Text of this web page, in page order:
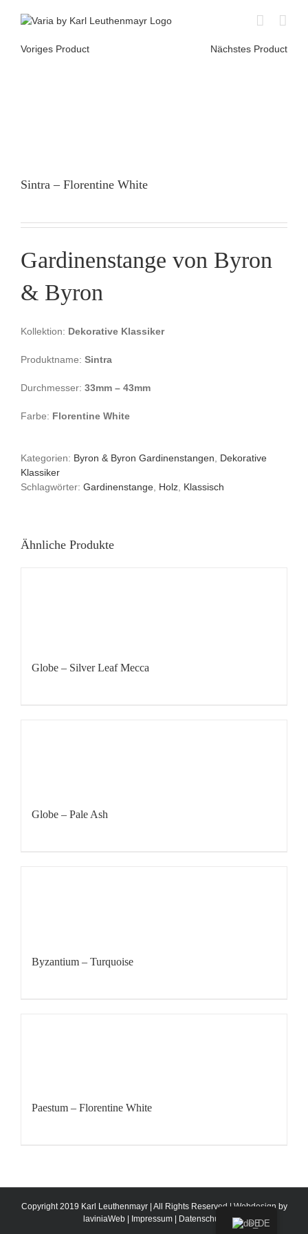
Voriges Product
Nächstes Product
Sintra – Florentine White
Gardinenstange von Byron
& Byron
Kollektion: Dekorative Klassiker
Produktname: Sintra
Durchmesser: 33mm – 43mm
Farbe: Florentine White
Kategorien: Byron & Byron Gardinenstangen
Dekorative
Klassiker
Schlagwörter: Gardinenstange Holz Klassisch
Ähnliche Produkte
Globe – Silver Leaf Mecca
Globe – Pale Ash
Byzantium – Turquoise
Paestum – Florentine White
Copyright 2019 Karl Leuthenmayr | All Rights Reserved | Webdesign by
laviniaWeb| Impressum| Datenschutz DE